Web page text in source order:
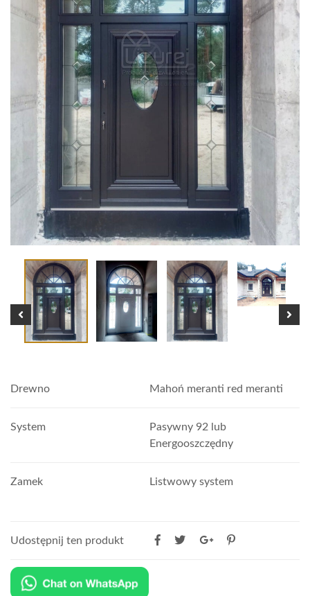
Drewno Mahoń meranti red meranti
System
Pasywny 92 lub
Energooszczędny
Zamek Listwowy system
Udostępnij ten produkt